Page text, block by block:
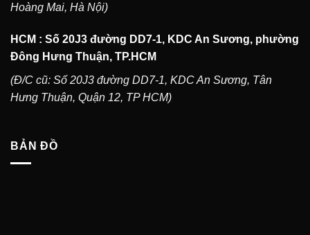
Hoàng Mai, Hà Nội)
HCM : Số 20J3 đường DD7-1, KDC An Sương, phường
Đông Hưng Thuận, TP.HCM
(Đ/C cũ: Số 20J3 đường DD7-1, KDC An Sương, Tân
Hưng Thuận, Quận 12, TP HCM)
BẢN ĐỒ